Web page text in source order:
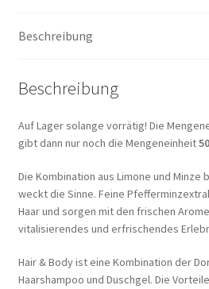
Beschreibung
Beschreibung
Auf Lager solange vorrätig! Die
gibt dann nur noch die Mengeneinheit
Die Kombination aus Limone und Minze
weckt die Sinne. Feine
Haar und sorgen mit den frischen
vitalisierendes und erfrischendes
Hair & Body ist eine Kombination der
Haarshampoo und Duschgel. Die